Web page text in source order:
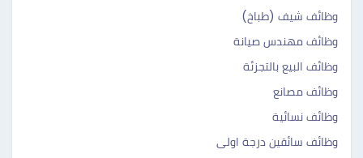
وظائف شيف (طباخ)
وظائف مهندس صيانة
وظائف البيع بالتجزئة
وظائف مصانع
وظائف نسائية
وظائف سائقين درجة اولى